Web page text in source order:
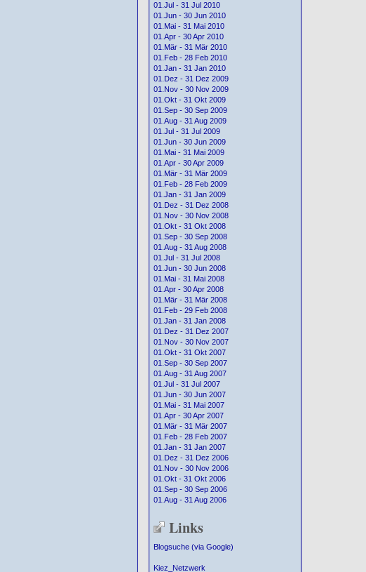
01.Jul - 31 Jul 2010
01.Jun - 30 Jun 2010
01.Mai - 31 Mai 2010
01.Apr - 30 Apr 2010
01.Mär - 31 Mär 2010
01.Feb - 28 Feb 2010
01.Jan - 31 Jan 2010
01.Dez - 31 Dez 2009
01.Nov - 30 Nov 2009
01.Okt - 31 Okt 2009
01.Sep - 30 Sep 2009
01.Aug - 31 Aug 2009
01.Jul - 31 Jul 2009
01.Jun - 30 Jun 2009
01.Mai - 31 Mai 2009
01.Apr - 30 Apr 2009
01.Mär - 31 Mär 2009
01.Feb - 28 Feb 2009
01.Jan - 31 Jan 2009
01.Dez - 31 Dez 2008
01.Nov - 30 Nov 2008
01.Okt - 31 Okt 2008
01.Sep - 30 Sep 2008
01.Aug - 31 Aug 2008
01.Jul - 31 Jul 2008
01.Jun - 30 Jun 2008
01.Mai - 31 Mai 2008
01.Apr - 30 Apr 2008
01.Mär - 31 Mär 2008
01.Feb - 29 Feb 2008
01.Jan - 31 Jan 2008
01.Dez - 31 Dez 2007
01.Nov - 30 Nov 2007
01.Okt - 31 Okt 2007
01.Sep - 30 Sep 2007
01.Aug - 31 Aug 2007
01.Jul - 31 Jul 2007
01.Jun - 30 Jun 2007
01.Mai - 31 Mai 2007
01.Apr - 30 Apr 2007
01.Mär - 31 Mär 2007
01.Feb - 28 Feb 2007
01.Jan - 31 Jan 2007
01.Dez - 31 Dez 2006
01.Nov - 30 Nov 2006
01.Okt - 31 Okt 2006
01.Sep - 30 Sep 2006
01.Aug - 31 Aug 2006
Links
Blogsuche (via Google)
Kiez_Netzwerk